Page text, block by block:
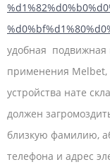
удобная подвижная
применения Melbet,
устройства нате
должен
близкую фамилию,
телефона и адрес